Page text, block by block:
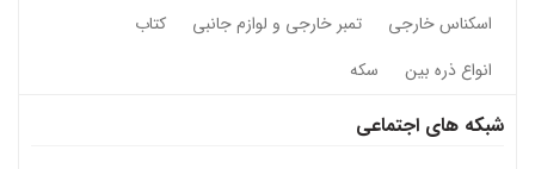
اسکناس خارجی
تمبر خارجی و لوازم جانبی
کتاب
انواع ذره بین
سکه
شبکه های اجتماعی